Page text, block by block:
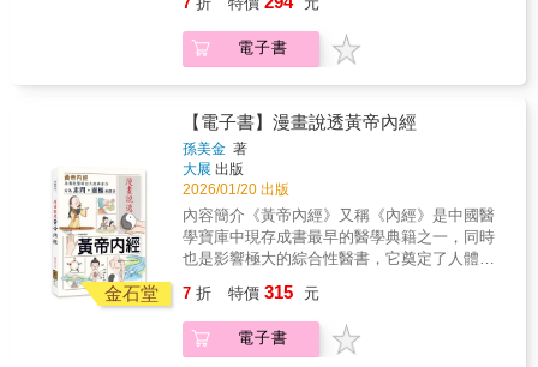
作怪，把小症狀變成大病痛？・調理消化、代
謝與自律神經：針對胃食道逆流、腸躁症、脂
肪肝、失眠焦慮……提供中醫最精準的內在失
衡解方，全面調和肝脾腎；以排濕解方消除代
謝警報；深度解密自律神經失調。・鞏固免
疫，因應感染與急性發炎：帶狀皰疹、蜂窩性
組織炎、肝臟發炎等，如何轉危為安？・逆轉
複雜難治的重症：面對心肌梗塞、心衰竭，如
何活血益氣、健脾溫陽？當免疫系統攻擊自
身，如何祛風化痰、補腎健脾？・全方位調養
體質的日常微習慣：如何對應四季排濕養生，
告別水腫與疲倦？如何透過穴位按摩，養心安
神？
脈。 說明各經脈的獨特功效與主治病症， 教你
透過經絡啟動身體自癒力，恢復平衡、重拾健
康。 ◎肺經養好消百病 《黃帝內經》：「諸氣
的功能， 都與肺有密切關係，是醫治呼吸系統
疾病的主要經脈。 喉嚨腫痛、氣喘、落枕？找
列缺準沒錯， 它是整條肺經調整頭頸狀態的入
口點。 ◎心經通暢，五臟六腑更穩 《黃帝內
經》認為：「心者，五臟六腑之大主也。」
心，就像身體的總指揮，統籌著五臟六腑的運
作。 心經起於心中，出屬心系，胸悶、心煩、
訊。 ◎打通大腸經，一身都輕鬆 《黃帝內經》
說，大腸是「傳導之官」：負責把髒東西排出
體外。 傳導不順時，可能會便祕、腹瀉，甚至
況好不好，看臉色就知道，因為「心其華在
面」。 ◎按摩、拔罐、刮痧為何多選背部？祕
密就在膀胱經。（經脈最長、穴位最多）◎肝
中提到，人體有十二經脈，包含 手三陰（肺、
心包、心）、手三陽（大腸、三焦、小腸）、
足三陽（胃、膽、膀胱）、足三陰（脾、肝、
腎）。 在《靈樞．經別篇》中更是開宗明義的
指出： 「十二經脈者，人之所以生，病之所以
成，人之所以治，病之所以起。」 經絡，既是
人的根本，也是病的源頭。 本書作者牟明威是
中西醫雙博士、北京中醫藥大學東直門醫院骨
科主任。 他以中西醫結合的觀點，融會《黃帝
識手三陰、手三陽、足三陽、足三陰等主要經
脈。 說明各經脈的獨特功效與主治病症， 教你
電子書
金石堂
【電子書】漫畫說透黃帝內經
孫美金 著
大展 出版
2026/01/20 出版
內容簡介《黃帝內經》又稱《內經》是中國醫
學寶庫中現存成書最早的醫學典籍之一，同時
也是影響極大的綜合性醫書，它奠定了人體的
帝內經》分為《靈樞》和《素問》兩部分，內
容包括：人體的奧秘、四季養生法、不生病的
智慧、人體的發病規律和特點、陰陽五行與疾
7 折 特價 315 元
電子書